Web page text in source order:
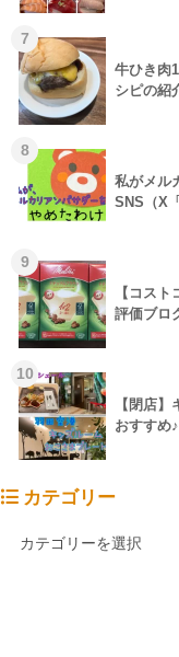
7
牛ひき肉
シピの紹
8
私がメル
SNS（X
9
【コス
評価ブロ
10
【閉店
おすすめ
カテゴリー